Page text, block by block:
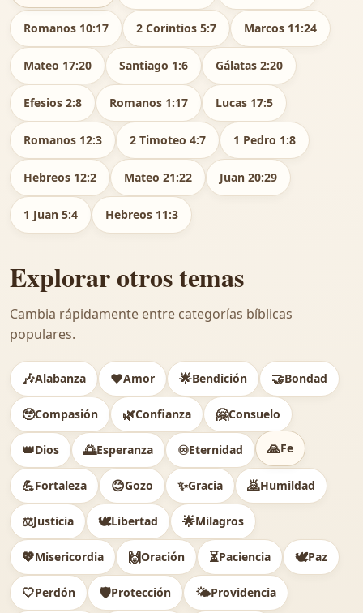
Romanos 10:17 2 Corintios 5:7 Marcos 11:24
Mateo 17:20 Santiago 1:6 Gálatas 2:20
Efesios 2:8 Romanos 1:17 Lucas 17:5
Romanos 12:3 2 Timoteo 4:7 1 Pedro 1:8
Hebreos 12:2 Mateo 21:22 Juan 20:29
1 Juan 5:4 Hebreos 11:3
Explorar otros temas
Cambia rápidamente entre categorías bíblicas
populares.
🎶Alabanza ❤️Amor 🌟Bendición 🤝Bondad
🥹Compasión 🌿Confianza 🤗Consuelo
👑Dios 🌅Esperanza ♾️Eternidad 🙏Fe
💪Fortaleza 😊Gozo ✨Gracia 🙇Humildad
⚖️Justicia 🕊Libertad 🌟Milagros
💖Misericordia 🙌Oración ⏳Paciencia 🕊️Paz
🤍Perdón 🛡️Protección 🌤️Providencia